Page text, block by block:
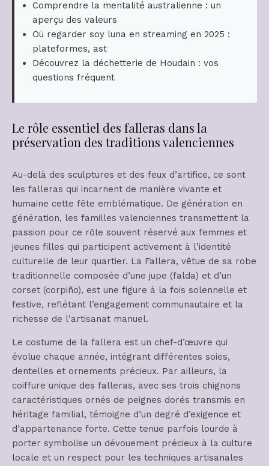
Comprendre la mentalité australienne : un
aperçu des valeurs
Où regarder soy luna en streaming en 2025 :
plateformes, ast
Découvrez la déchetterie de Houdain : vos
questions fréquent
Le rôle essentiel des falleras dans la
préservation des traditions valenciennes
Au-delà des sculptures et des feux d’artifice, ce sont
les falleras qui incarnent de manière vivante et
humaine cette fête emblématique. De génération en
génération, les familles valenciennes transmettent la
passion pour ce rôle souvent réservé aux femmes et
jeunes filles qui participent activement à l’identité
culturelle de leur quartier. La Fallera, vêtue de sa robe
traditionnelle composée d’une jupe (falda) et d’un
corset (corpiño), est une figure à la fois solennelle et
festive, reflétant l’engagement communautaire et la
richesse de l’artisanat manuel.
Le costume de la fallera est un chef-d’œuvre qui
évolue chaque année, intégrant différentes soies,
dentelles et ornements précieux. Par ailleurs, la
coiffure unique des falleras, avec ses trois chignons
caractéristiques ornés de peignes dorés transmis en
héritage familial, témoigne d’un degré d’exigence et
d’appartenance forte. Cette tenue parfois lourde à
porter symbolise un dévouement précieux à la culture
locale et un respect pour les techniques artisanales